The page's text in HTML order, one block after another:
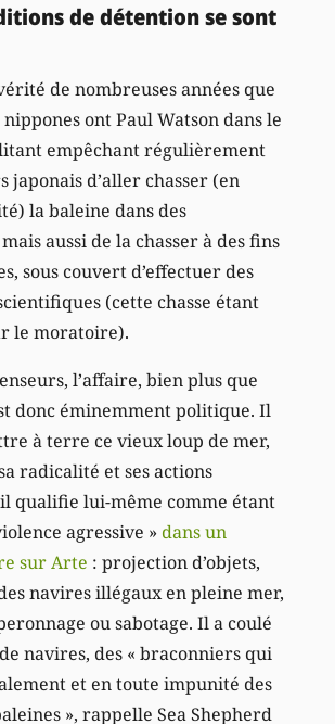
de détention se sont
de nombreuses années que
ont Paul Watson dans le
empêchant régulièrement
japonais d’aller chasser (en
la baleine dans des
aussi de la chasser à des fins
sous couvert d’effectuer des
(cette chasse étant
le moratoire).
l’affaire, bien plus que
donc éminemment politique. Il
à terre ce vieux loup de mer,
radicalité et ses actions
qualifie lui-même comme étant
agressive »dans un
sur Arte : projection d’objets,
navires illégaux en pleine mer,
ou sabotage. Il a coulé
navires, des « braconniers qui
et en toute impunité des
», rappelle Sea Shepherd